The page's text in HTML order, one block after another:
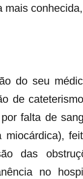
do seu
de
falta de
das
no